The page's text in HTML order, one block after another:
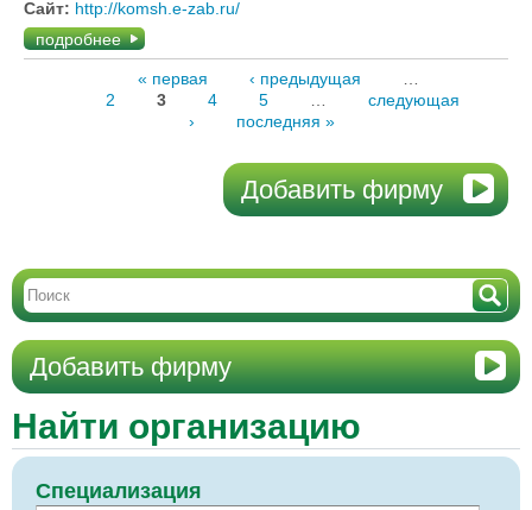
Сайт: http://komsh.e-zab.ru/
подробнее
« первая ‹ предыдущая
2
3 4 5
следующая
›
последняя »
Добавить фирму
Добавить фирму
Найти организацию
Специализация